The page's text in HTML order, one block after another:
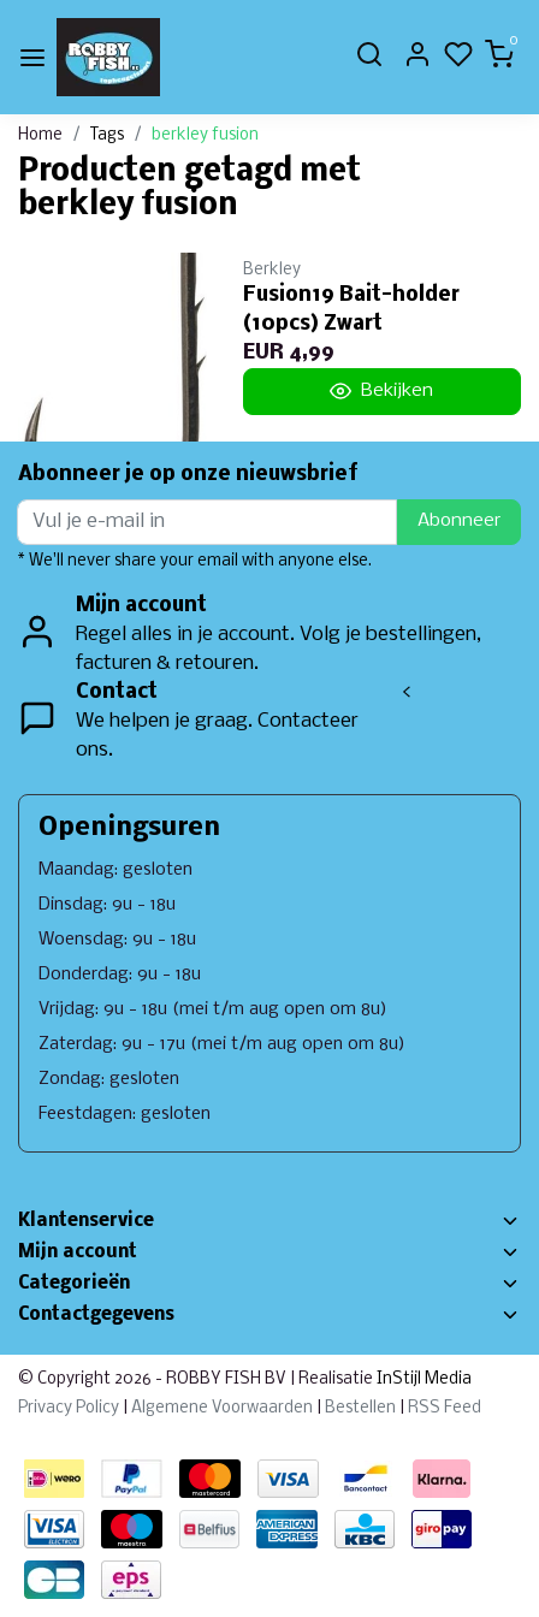
0
Home Tags berkley fusion
Producten getagd met
berkley fusion
Berkley
Fusion19 Bait-holder
(10pcs) Zwart
EUR 4,99
Bekijken
Abonneer je op onze nieuwsbrief
Abonneer
* We'll never share your email with anyone else.
Mijn account
Regel alles in je account. Volg je bestellingen,
facturen & retouren.
Contact
We helpen je graag. Contacteer
ons.
<
Openingsuren
Maandag: gesloten
Dinsdag: 9u - 18u
Woensdag: 9u - 18u
Donderdag: 9u - 18u
Vrijdag: 9u - 18u (mei t/m aug open om 8u)
Zaterdag: 9u - 17u (mei t/m aug open om 8u)
Zondag: gesloten
Feestdagen: gesloten
Klantenservice
Mijn account
Categorieën
Contactgegevens
© Copyright 2026 - ROBBY FISH BV | Realisatie InStijl Media
Privacy Policy
Algemene Voorwaarden Bestellen RSS Feed